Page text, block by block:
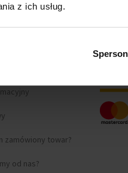
z ich usług.
zamówiony towar?
od nas?